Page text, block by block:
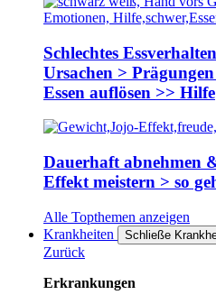
Schlechtes
Ursachen >
Essen auflösen >> Hilfe
Dauerhaft abnehmen
Effekt meistern > so
Alle Topthemen anzeigen
Krankheiten
Schließe
Zurück
Erkrankungen